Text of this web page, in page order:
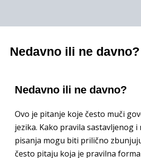
Nedavno ili ne davno?
Nedavno ili ne davno?
Ovo je pitanje koje često muči
jezika. Kako pravila sastavljenog
pisanja mogu biti prilično
često pitaju koja je pravilna forma